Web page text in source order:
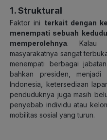
1. Struktural
Faktor ini terkait dengan
menempati sebuah
memperolehnya. Kalau
masyarakatnya sangat
menempati berbagai
bahkan presiden,
Indonesia, ketersediaan
penduduknya juga masih
penyebab individu atau
mobilitas sosial yang turun.